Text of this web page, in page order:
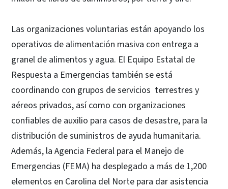
Las organizaciones voluntarias están apoyando los
operativos de alimentación masiva con entrega a
granel de alimentos y agua. El Equipo Estatal de
Respuesta a Emergencias también se está
coordinando con grupos de servicios terrestres y
aéreos privados, así como con organizaciones
confiables de auxilio para casos de desastre, para la
distribución de suministros de ayuda humanitaria.
Además, la Agencia Federal para el Manejo de
Emergencias (FEMA) ha desplegado a más de 1,200
elementos en Carolina del Norte para dar asistencia